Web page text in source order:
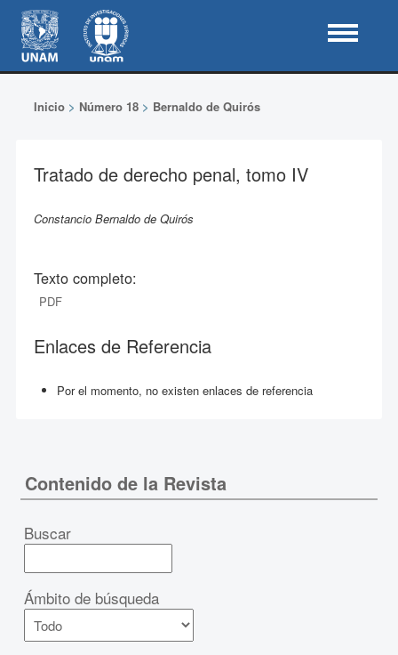
Inicio> Número 18> Bernaldo de Quirós
Tratado de derecho penal, tomo IV
Constancio Bernaldo de Quirós
Texto completo:
PDF
Enlaces de Referencia
Por el momento, no existen enlaces de referencia
Contenido de la Revista
Buscar
Ámbito de búsqueda